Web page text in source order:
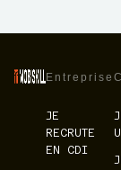
Entreprise
JE
RECRUTE
EN CDI